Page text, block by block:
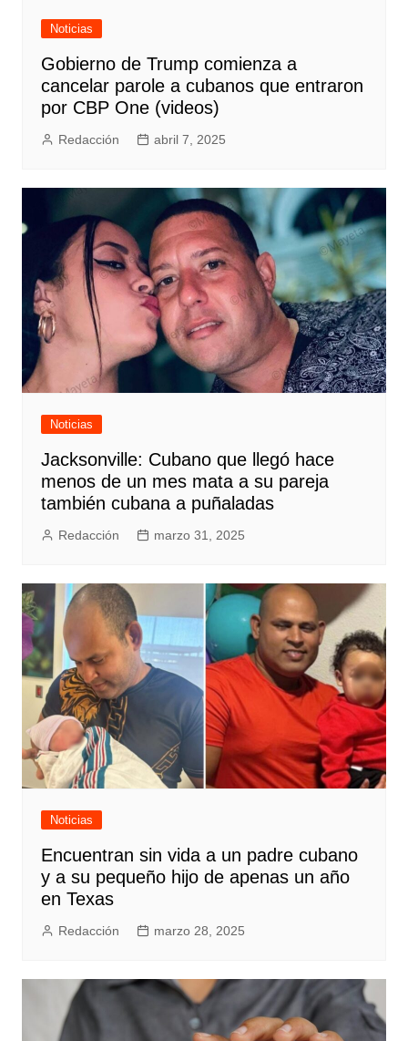
Noticias
Gobierno de Trump comienza a
cancelar parole a cubanos que entraron
por CBP One (videos)
Redacción abril 7, 2025
Noticias
Jacksonville: Cubano que llegó hace
menos de un mes mata a su pareja
también cubana a puñaladas
Redacción marzo 31, 2025
Noticias
Encuentran sin vida a un padre cubano
y a su pequeño hijo de apenas un año
en Texas
Redacción marzo 28, 2025